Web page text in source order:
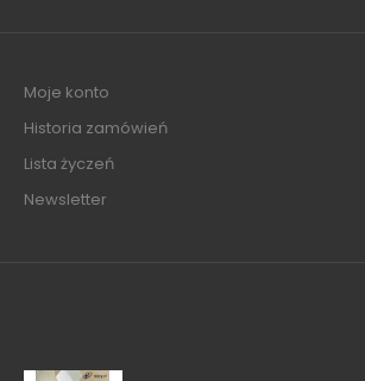
Moje konto
Historia zamówień
Lista życzeń
Newsletter